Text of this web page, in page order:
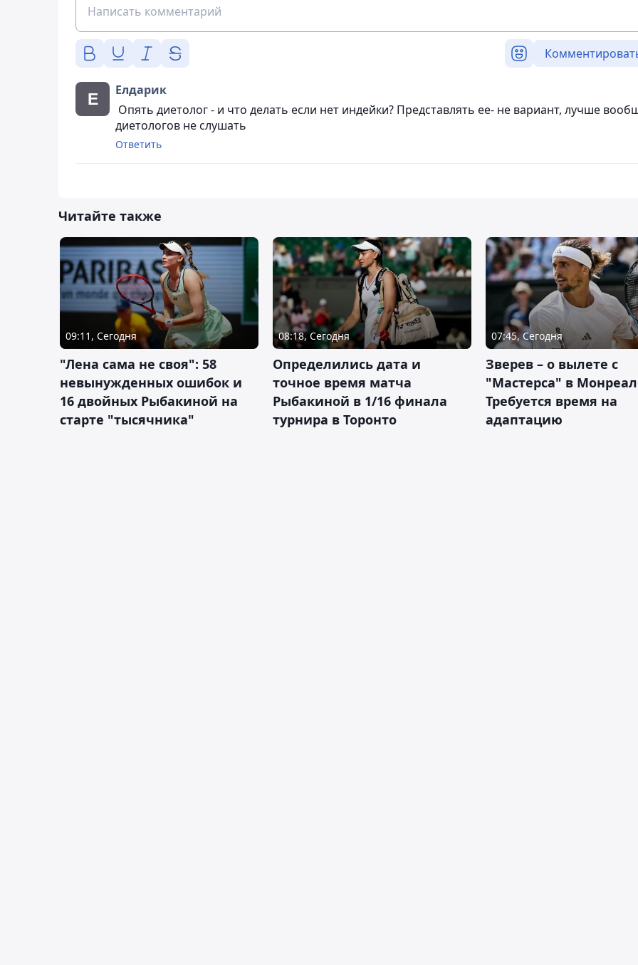
Елдарик
Опять диетолог - и что делать если нет индейки? Представлять ее- не вариант, лучше
диетологов не слушать
Ответить
Читайте также
09:11, Сегодня
"Лена сама не своя": 58
невынужденных ошибок и
16 двойных Рыбакиной на
старте "тысячника"
08:18, Сегодня
Определились дата и
точное время матча
Рыбакиной в 1/16 финала
турнира в Торонто
07:45, Сегодня
Зверев – о вылете с
"Мастерса" в
Требуется время на
адаптацию